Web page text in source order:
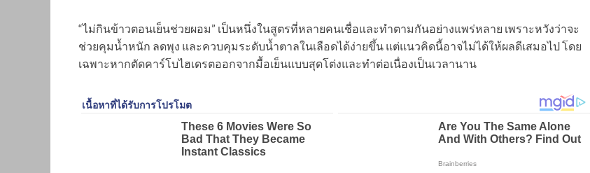
“ไม่กินข้าวตอนเย็นช่วยผอม” เป็นหนึ่งในสูตรที่หลายคนเชื่อและทำตามกันอย่างแพร่หลาย เพราะหวังว่าจะ
ช่วยคุมน้ำหนัก ลดพุง และควบคุมระดับน้ำตาลในเลือดได้ง่ายขึ้น แต่แนวคิดนี้อาจไม่ได้ให้ผลดีเสมอไป โดย
เฉพาะหากตัดคาร์โบไฮเดรตออกจากมื้อเย็นแบบสุดโต่งและทำต่อเนื่องเป็นเวลานาน